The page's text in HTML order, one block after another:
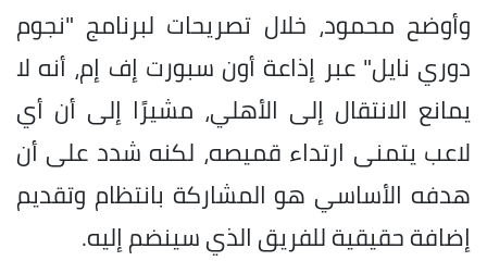
وأوضح محمود، خلال تصريحات لبرنامج "نجوم
دوري نايل" عبر إذاعة أون سبورت إف إم، أنه لا
يمانع الانتقال إلى الأهلي، مشيرًا إلى أن أي
لاعب يتمنى ارتداء قميصه، لكنه شدد على أن
هدفه الأساسي هو المشاركة بانتظام وتقديم
إضافة حقيقية للفريق الذي سينضم إليه.